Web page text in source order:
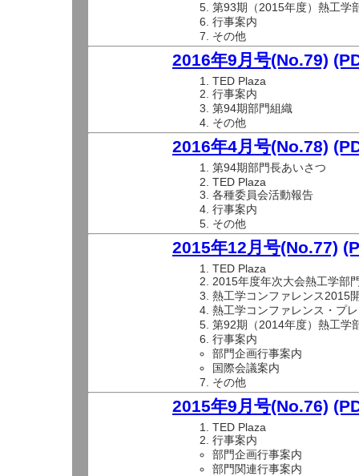
第93期（2015年度）熱工学
行事案内
その他
2016年9月号(No.79)
TED Plaza
行事案内
第94期部門組織
その他
2016年4月号(No.78)
第94期部門長あいさつ
TED Plaza
各種委員会活動報告
行事案内
その他
2015年12月号(No.77)
TED Plaza
2015年度年次大会熱工学部
熱工学コンファレンス2015
熱工学コンファレンス・プ
第92期（2014年度）熱工学
行事案内
部門企画行事案内
国際会議案内
その他
2015年9月号(No.76)
TED Plaza
行事案内
部門企画行事案内
部門関連行事案内